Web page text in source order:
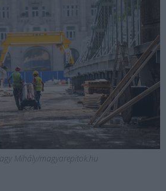
Mihály/magyarepitok.hu